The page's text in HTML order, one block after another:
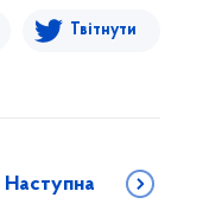
Твітнути
Наступна